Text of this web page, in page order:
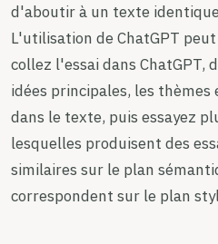
d'aboutir à un texte
L'utilisation de ChatGPT
collez l'essai dans ChatGPT,
idées principales, les
dans le texte, puis essayez
lesquelles produisent des
similaires sur le plan
correspondent sur le plan